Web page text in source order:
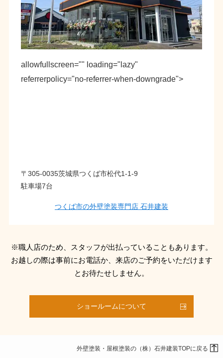
allowfullscreen="" loading="lazy"
referrerpolicy="no-referrer-when-downgrade">
〒305-0035茨城県つくば市松代1-1-9
駐車場7台
つくば市の外壁塗装専門店 石井建装
※職人店のため、スタッフが出払っていることもあります。
お越しの際は事前にお電話か、来店のご予約をいただけます
とお待たせしません。
ショールームについて
外壁塗装・屋根塗装の（株）石井建装TOPに戻る